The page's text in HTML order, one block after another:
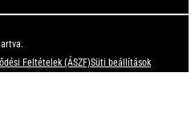
Feltételek (ÁSZF)Süti beállítások